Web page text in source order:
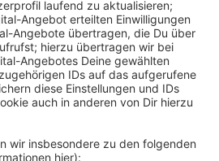
teilnehmen und dort ein
Rivalen, wie zum Beispiel